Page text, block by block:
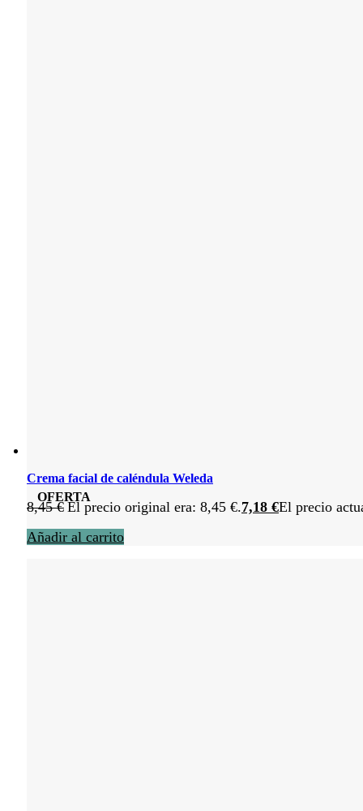
OFERTA
Crema facial de caléndula Weleda
8,45€ El precio original era: 8,45 €.7,18 €El precio
Añadir al carrito